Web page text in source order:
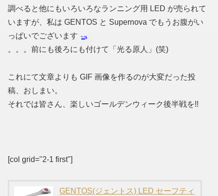
調べると他にもいろいろなランニング用 LED が売られて
いますが、私は GENTOS と Supernova でもうお腹がい
っぱいでございます
。。。前にも後ろにも付けて「光る原人」(笑)
これにて文章よりも GIF 画像を作るのが大変だった投
稿、おしまい。
それでは皆さん、楽しいゴールデンウィーク後半戦を!!
[col grid="2-1 first"]
GENTOS(ジェントス) LED セーフティ